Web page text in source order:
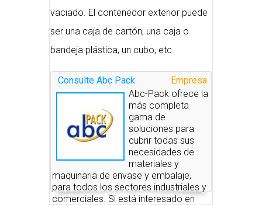
vaciado. El contenedor exterior puede
ser una caja de cartón, una caja o
bandeja plástica, un cubo, etc.
Empresa
Consulte Abc Pack
Abc-Pack ofrece la
más completa
gama de
soluciones para
cubrir todas sus
necesidades de
materiales y
maquinaria de envase y embalaje,
para todos los sectores industriales y
comerciales. Si está interesado en